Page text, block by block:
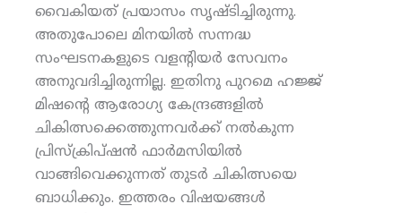
വൈകിയത് പ്രയാസം സൃഷ്ടിച്ചിരുന്നു.
അതുപോലെ മിനയില്‍ സന്നദ്ധ
സംഘടനകളുടെ വളന്റിയര്‍ സേവനം
അനുവദിച്ചിരുന്നില്ല. ഇതിനു പുറമെ ഹജ്ജ്
മിഷന്റെ ആരോഗ്യ കേന്ദ്രങ്ങളില്‍
ചികിത്സക്കെത്തുന്നവര്‍ക്ക് നല്‍കുന്ന
പ്രിസ്‌ക്രിപ്ഷന്‍ ഫാര്‍മസിയില്‍
വാങ്ങിവെക്കുന്നത് തുടര്‍ ചികിത്സയെ
ബാധിക്കും. ഇത്തരം വിഷയങ്ങള്‍